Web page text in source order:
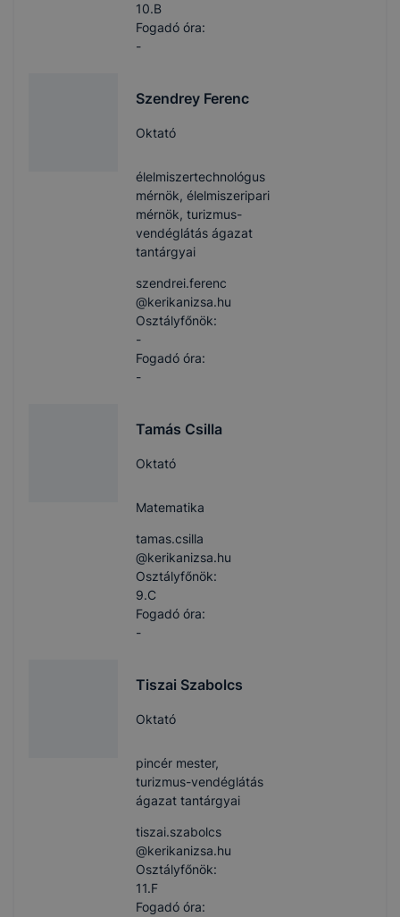
10.B
Fogadó óra:
-
Szendrey Ferenc
Oktató
élelmiszertechnológus
mérnök, élelmiszeripari
mérnök, turizmus-
vendéglátás ágazat
tantárgyai
szendrei.ferenc​
@kerikanizsa.hu
Osztályfőnök:
-
Fogadó óra:
-
Tamás Csilla
Oktató
Matematika
tamas.csilla​
@kerikanizsa.hu
Osztályfőnök:
9.C
Fogadó óra:
-
Tiszai Szabolcs
Oktató
pincér mester,
turizmus-vendéglátás
ágazat tantárgyai
tiszai.szabolcs​
@kerikanizsa.hu
Osztályfőnök:
11.F
Fogadó óra: